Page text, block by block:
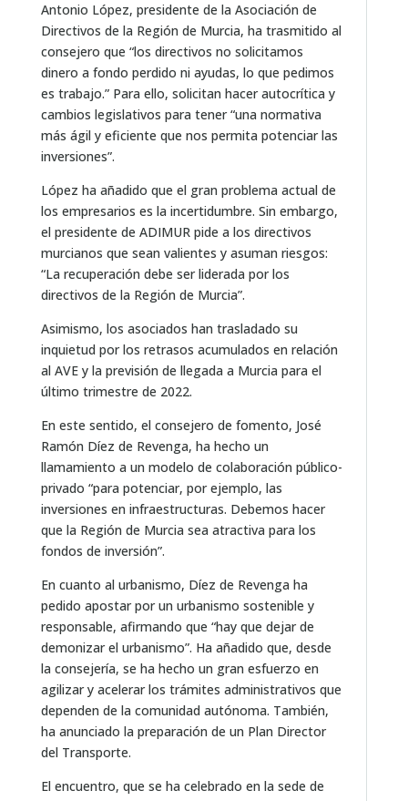
Antonio López, presidente de la Asociación de
Directivos de la Región de Murcia, ha trasmitido al
consejero que “los directivos no solicitamos
dinero a fondo perdido ni ayudas, lo que pedimos
es trabajo.” Para ello, solicitan hacer autocrítica y
cambios legislativos para tener “una normativa
más ágil y eficiente que nos permita potenciar las
inversiones”.
López ha añadido que el gran problema actual de
los empresarios es la incertidumbre. Sin embargo,
el presidente de ADIMUR pide a los directivos
murcianos que sean valientes y asuman riesgos:
“La recuperación debe ser liderada por los
directivos de la Región de Murcia”.
Asimismo, los asociados han trasladado su
inquietud por los retrasos acumulados en relación
al AVE y la previsión de llegada a Murcia para el
último trimestre de 2022.
En este sentido, el consejero de fomento, José
Ramón Díez de Revenga, ha hecho un
llamamiento a un modelo de colaboración público-
privado “para potenciar, por ejemplo, las
inversiones en infraestructuras. Debemos hacer
que la Región de Murcia sea atractiva para los
fondos de inversión”.
En cuanto al urbanismo, Díez de Revenga ha
pedido apostar por un urbanismo sostenible y
responsable, afirmando que “hay que dejar de
demonizar el urbanismo”. Ha añadido que, desde
la consejería, se ha hecho un gran esfuerzo en
agilizar y acelerar los trámites administrativos que
dependen de la comunidad autónoma. También,
ha anunciado la preparación de un Plan Director
del Transporte.
El encuentro, que se ha celebrado en la sede de